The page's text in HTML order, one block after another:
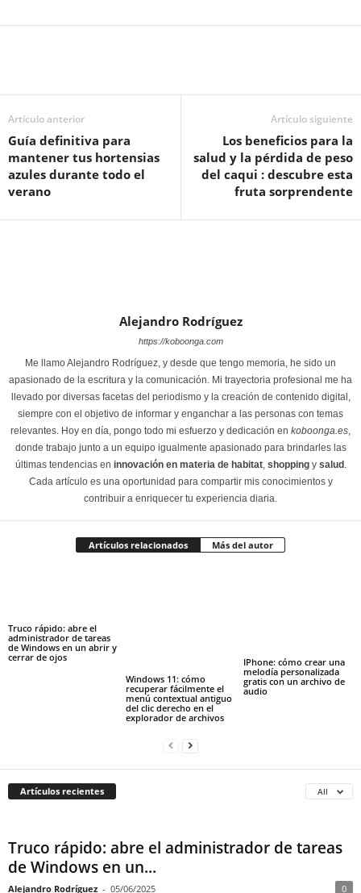
Artículo anterior
Guía definitiva para
mantener tus hortensias
azules durante todo el
verano
Artículo siguiente
Los beneficios para la
salud y la pérdida de peso
del caqui : descubre esta
fruta sorprendente
Alejandro Rodríguez
https://koboonga.com
Me llamo Alejandro Rodríguez, y desde que tengo memoria, he sido un
apasionado de la escritura y la comunicación. Mi trayectoria profesional me ha
llevado por diversas facetas del periodismo y la creación de contenido digital,
siempre con el objetivo de informar y enganchar a las personas con temas
relevantes. Hoy en día, pongo todo mi esfuerzo y dedicación en koboonga.es
donde trabajo junto a un equipo igualmente apasionado para brindarles las
últimas tendencias en innovación en materia de habitat, shoppingy salud.
Cada artículo es una oportunidad para compartir mis conocimientos y
contribuir a enriquecer tu experiencia diaria.
Artículos relacionados Más del autor
Truco rápido: abre el
administrador de tareas
de Windows en un abrir y
cerrar de ojos
Windows 11: cómo
recuperar fácilmente el
menú contextual antiguo
del clic derecho en el
explorador de archivos
IPhone: cómo crear una
melodía personalizada
gratis con un archivo de
audio
Artículos recientes All
Truco rápido: abre el administrador de tareas
de Windows en un...
Alejandro Rodríguez - 05/06/2025 0